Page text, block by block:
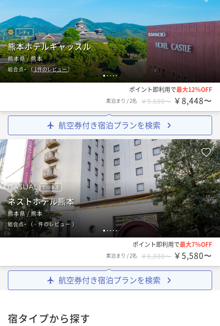
12345
シティ
熊本ホテルキャッスル
熊本県 / 熊本
総合点-（1件のレビュー）
ポイント即利用で最大12％OFF
素泊まり /2名 ￥9,600〜 ￥8,448〜
航空券付き宿泊プランを検索
1 2 3 4 5
ビジネス
ネストホテル熊本
熊本県 / 熊本
総合点-（- 件のレビュー ）
ポイント即利用で最大7％OFF
素泊まり /2名 ￥6,000〜 ￥5,580〜
航空券付き宿泊プランを検索
宿タイプから探す